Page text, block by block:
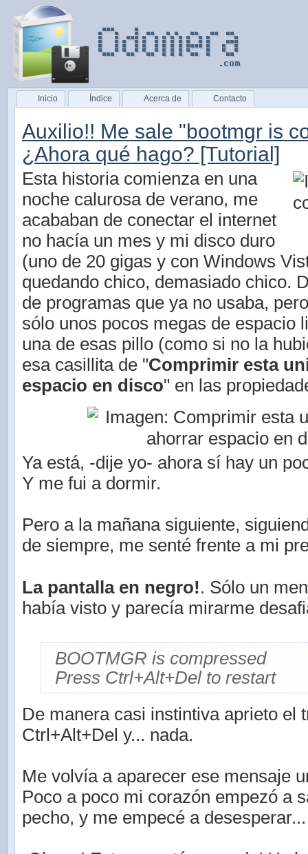
Inicio Índice Acerca de Contacto
Auxilio!! Me sale "bootmgr is
¿Ahora qué hago? [Tutorial]
Esta historia comienza en una
noche calurosa de verano, me
acababan de conectar el internet
no hacía un mes y mi disco duro
(uno de 20 gigas y con Windows
quedando chico, demasiado chico.
de programas que ya no usaba,
sólo unos pocos megas de espacio
una de esas pillo (como si no la
esa casillita de "Comprimir esta
espacio en disco" en las
Ya está, -dije yo- ahora sí hay un
Y me fui a dormir.
Pero a la mañana siguiente,
de siempre, me senté frente a mi
La pantalla en negro!. Sólo un
había visto y parecía mirarme
BOOTMGR is compressed
Press Ctrl+Alt+Del to restart
De manera casi instintiva aprieto el
Ctrl+Alt+Del y... nada.
Me volvía a aparecer ese mensaje
Poco a poco mi corazón empezó a
pecho, y me empecé a desesperar...